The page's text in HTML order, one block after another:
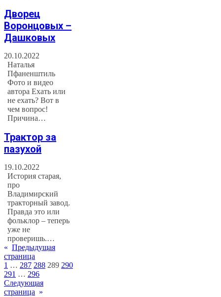
Дворец
Воронцовых –
Дашковых
20.10.2022
Наталья
Пфаненштиль
Фото и видео
автора Ехать или
не ехать? Вот в
чем вопрос!
Причина…
Трактор за
пазухой
19.10.2022
История старая,
про
Владимирский
тракторный завод.
Правда это или
фольклор – теперь
уже не
проверишь.…
« Предыдущая
страница
1 … 287 288 289 290
291 … 296
Следующая
страница »